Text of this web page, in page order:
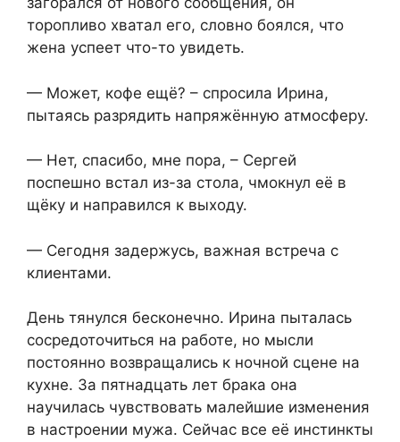
торопливо хватал его, словно боялся, что
жена успеет что-то увидеть.
— Может, кофе ещё? – спросила Ирина,
пытаясь разрядить напряжённую атмосферу.
— Нет, спасибо, мне пора, – Сергей
поспешно встал из-за стола, чмокнул её в
щёку и направился к выходу.
— Сегодня задержусь, важная встреча с
клиентами.
День тянулся бесконечно. Ирина пыталась
сосредоточиться на работе, но мысли
постоянно возвращались к ночной сцене на
кухне. За пятнадцать лет брака она
научилась чувствовать малейшие изменения
в настроении мужа. Сейчас все её инстинкты